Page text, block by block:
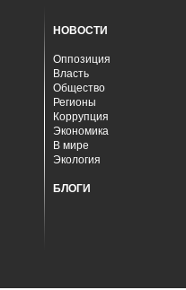
НОВОСТИ
Оппозиция
Власть
Общество
Регионы
Коррупция
Экономика
В мире
Экология
БЛОГИ